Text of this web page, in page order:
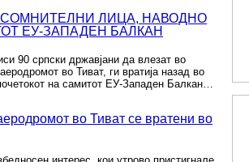
СОМНИТЕЛНИ ЛИЦА, НАВОДНО
ЕУ-ЗАПАДЕН БАЛКАН
90 српски државјани да влезат во
во Тиват, ги вратија назад во
на самитот ЕУ-Западен Балкан…
во Тиват се вратени во